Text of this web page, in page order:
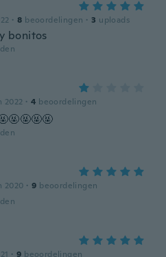
· 8 beoordelingen · 3 uploads
bonitos
2022 · 4 beoordelingen
2020 · 9 beoordelingen
· 9 beoordelingen